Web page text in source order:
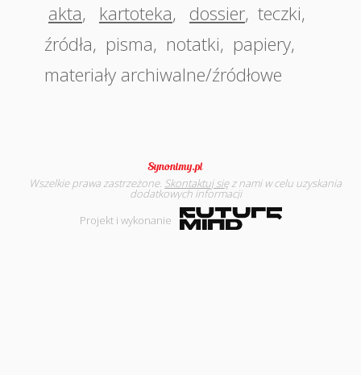
akta, kartoteka, dossier, teczki,
źródła, pisma, notatki, papiery,
materiały archiwalne/źródłowe
Wszelkie prawa zastrzeżone. Skontaktuj sięz nami w celu uzyskania
dodatkowych informacji
Projekt i wykonanie